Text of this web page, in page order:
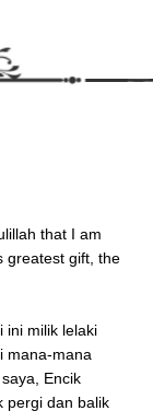
that I am
greatest gift, the
ini milik lelaki
mana-mana
Encik
pergi dan balik